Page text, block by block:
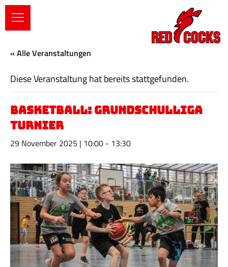
« Alle Veranstaltungen
Diese Veranstaltung hat bereits stattgefunden.
Basketball: Grundschulliga
Turnier
29 November 2025 | 10:00 - 13:30